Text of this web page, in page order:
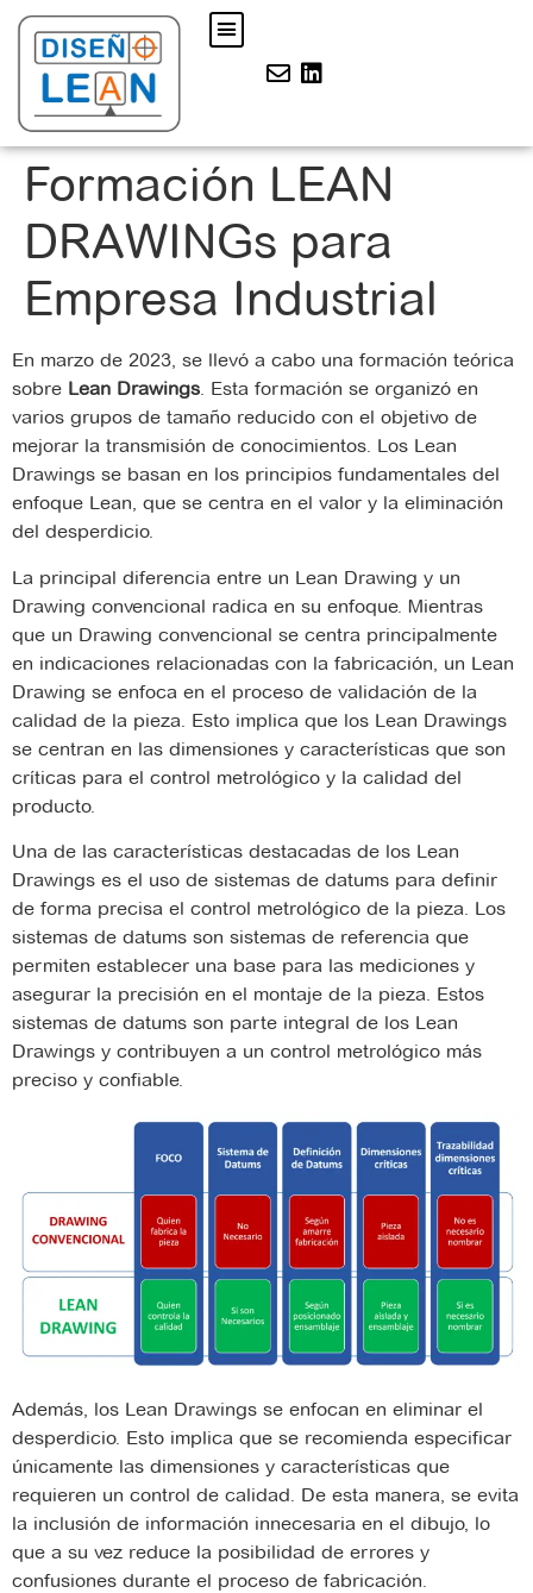
Formación LEAN
DRAWINGs para
Empresa Industrial
En marzo de 2023, se llevó a cabo una formación teórica
sobre Lean Drawings. Esta formación se organizó en
varios grupos de tamaño reducido con el objetivo de
mejorar la transmisión de conocimientos. Los Lean
Drawings se basan en los principios fundamentales del
enfoque Lean, que se centra en el valor y la eliminación
del desperdicio.
La principal diferencia entre un Lean Drawing y un
Drawing convencional radica en su enfoque. Mientras
que un Drawing convencional se centra principalmente
en indicaciones relacionadas con la fabricación, un Lean
Drawing se enfoca en el proceso de validación de la
calidad de la pieza. Esto implica que los Lean Drawings
se centran en las dimensiones y características que son
críticas para el control metrológico y la calidad del
producto.
Una de las características destacadas de los Lean
Drawings es el uso de sistemas de datums para definir
de forma precisa el control metrológico de la pieza. Los
sistemas de datums son sistemas de referencia que
permiten establecer una base para las mediciones y
asegurar la precisión en el montaje de la pieza. Estos
sistemas de datums son parte integral de los Lean
Drawings y contribuyen a un control metrológico más
preciso y confiable.
Además, los Lean Drawings se enfocan en eliminar el
desperdicio. Esto implica que se recomienda especificar
únicamente las dimensiones y características que
requieren un control de calidad. De esta manera, se evita
la inclusión de información innecesaria en el dibujo, lo
que a su vez reduce la posibilidad de errores y
confusiones durante el proceso de fabricación.